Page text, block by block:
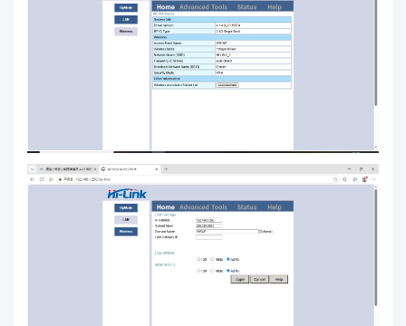
桥接模式下采用的802.11协议可能与纯AP模式
例如：桥接时可能使用802.11n协议（信号稳定
性更好），退化后降级为802.11g
持续桥接工作可能导致模块温度升高
当转为纯AP模式时，模块可能启动了过热保护
机制降低发射功率
建议解决方案
手动配置固定参数：